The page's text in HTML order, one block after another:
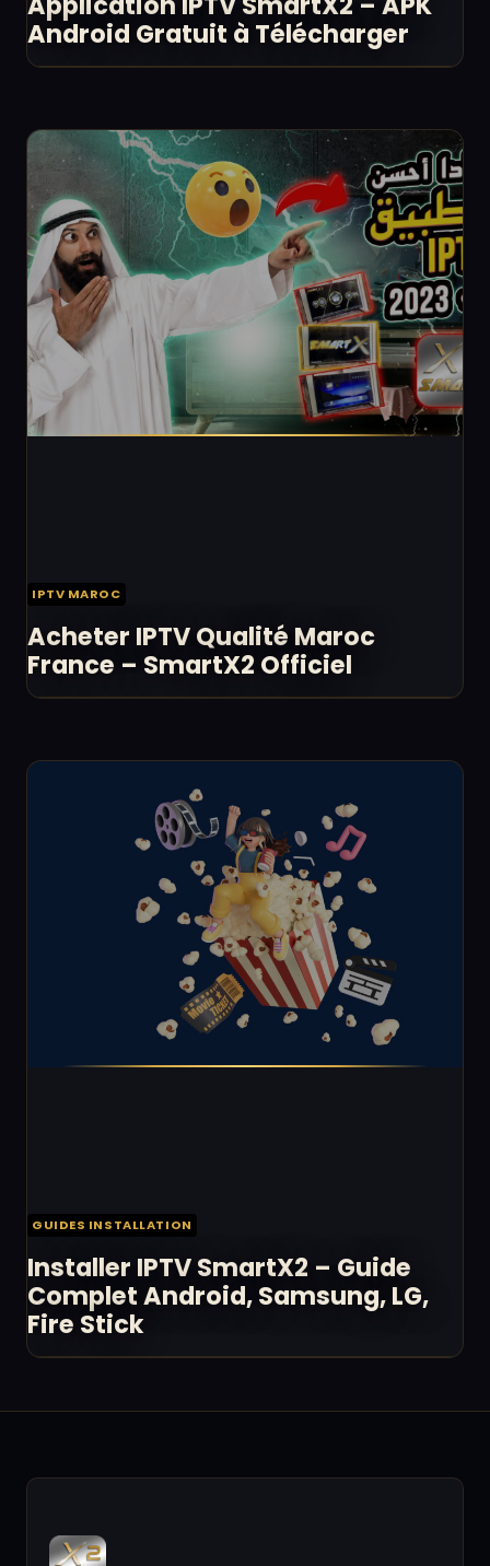
Android Gratuit à Télécharger
IPTV MAROC
Acheter IPTV Qualité Maroc
France – SmartX2 Officiel
GUIDES INSTALLATION
Installer IPTV SmartX2 – Guide
Complet Android, Samsung, LG,
Fire Stick